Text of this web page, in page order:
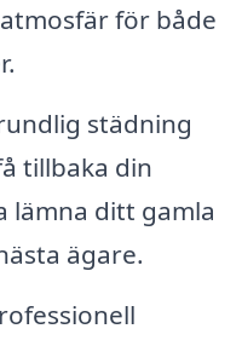
för både
städning
tillbaka din
lämna ditt gamla
ägare.